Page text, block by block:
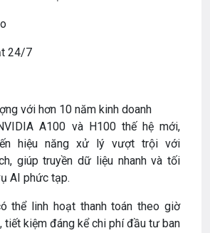
24/7
với hơn 10 năm kinh doanh
A100 và H100 thế hệ mới,
hiệu năng xử lý vượt trội với
giúp truyền dữ liệu nhanh và tối
AI phức tạp.
thể linh hoạt thanh toán theo giờ
tiết kiệm đáng kể chi phí đầu tư ban